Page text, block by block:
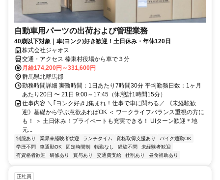
自動車用パーツの出荷および管理業務
40歳以下対象｜車(ヨンク)好き歓迎！土日休み・年休120日
株式会社ジャオス
交通・アクセス 榛東村役場から車で３分
月給174,200円～331,600円
群馬県北群馬郡
勤務時間詳細 実働時間：1日あたり7時間30分 平均勤務日数：1ヶ月
あたり20日 〜 21日 9:00～17:45（休憩計1時間15分）
仕事内容 ＼｢ヨンク好き｣集まれ！仕事で車に関わる／ 《未経験歓
迎》基礎から学ぶ意欲あればOK ＜ ワークライフバランス重視の方に
も！ ＞ 土日休み！プライベートも充実できる！ UIターン歓迎＊地
元...
制服あり 業界未経験者歓迎 ランチタイム 資格取得支援あり
バイク通勤OK
学歴不問
車通勤OK 固定時間制 転勤なし 経験不問
未経験者歓迎
有資格者歓迎
研修あり 賞与あり 交通費支給 社割あり 昼食補助あり
正社員